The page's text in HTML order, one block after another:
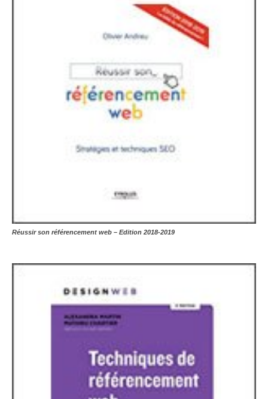
Réussir son référencement web – Edition 2018-2019